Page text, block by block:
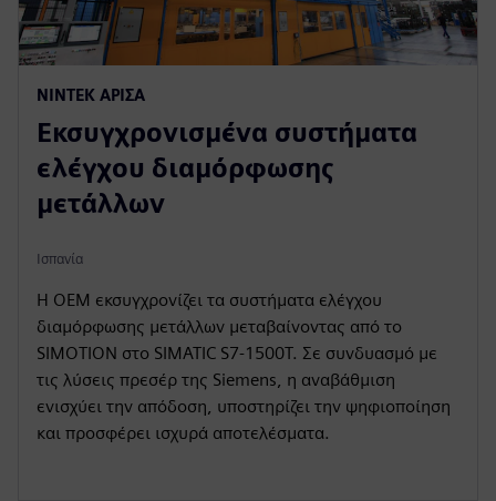
ΝΙΝΤΈΚ ΑΡΙΣΑ
Εκσυγχρονισμένα συστήματα
ελέγχου διαμόρφωσης
μετάλλων
Ισπανία
Η OEM εκσυγχρονίζει τα συστήματα ελέγχου
διαμόρφωσης μετάλλων μεταβαίνοντας από το
SIMOTION στο SIMATIC S7-1500T. Σε συνδυασμό με
τις λύσεις πρεσέρ της Siemens, η αναβάθμιση
ενισχύει την απόδοση, υποστηρίζει την ψηφιοποίηση
και προσφέρει ισχυρά αποτελέσματα.